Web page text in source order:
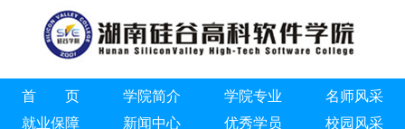
首 页 学院简介 学院专业
名师风采
就业保障
新闻中心 优秀学员
校园风采